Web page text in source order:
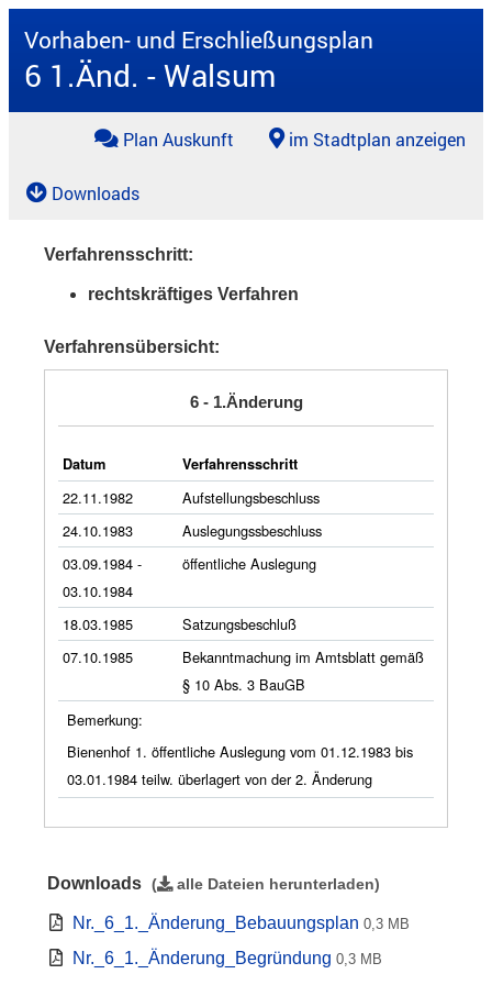
Vorhaben- und Erschließungsplan
6 1.Änd. - Walsum
im Stadtplan anzeigen
Plan Auskunft
Downloads
Verfahrensschritt:
rechtskräftiges Verfahren
Verfahrensübersicht:
6 - 1.Änderung
Datum Verfahrensschritt
22.11.1982
Aufstellungsbeschluss
24.10.1983
Auslegungssbeschluss
03.09.1984 -
03.10.1984
öffentliche Auslegung
18.03.1985
Satzungsbeschluß
07.10.1985
Bekanntmachung im Amtsblatt gemäß
§ 10 Abs. 3 BauGB
Bemerkung:
Bienenhof 1. öffentliche Auslegung vom 01.12.1983 bis
03.01.1984 teilw. überlagert von der 2. Änderung
Downloads ( alle Dateien herunterladen)
Nr._6_1._Änderung_Bebauungsplan 0,3 MB
Nr._6_1._Änderung_Begründung 0,3 MB